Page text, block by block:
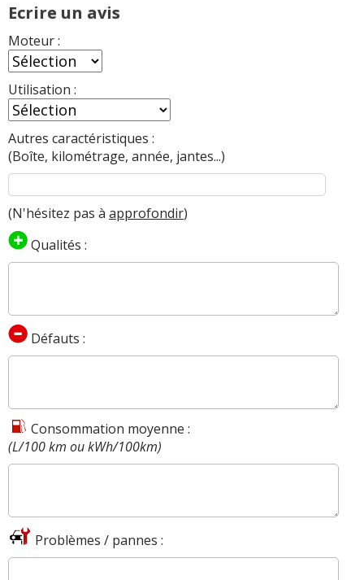
Ecrire un avis
Moteur :
Utilisation :
Autres caractéristiques :
(Boîte, kilométrage, année, jantes...)
(N'hésitez pas à approfondir)
Qualités :
Défauts :
Consommation moyenne :
(L/100 km ou kWh/100km)
Problèmes / pannes :